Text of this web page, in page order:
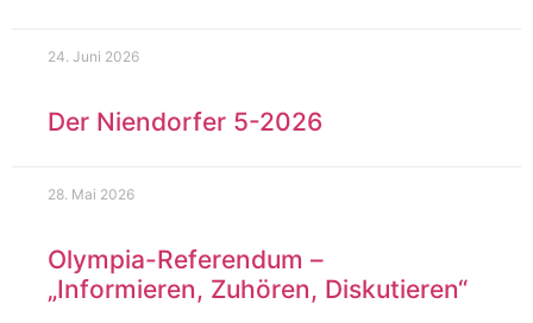
24. Juni 2026
Der Niendorfer 5-2026
28. Mai 2026
Olympia-Referendum –
„Informieren, Zuhören, Diskutieren“